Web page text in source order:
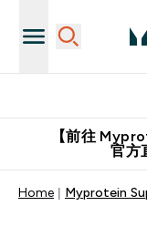
【前往
官方
Home Myprotein